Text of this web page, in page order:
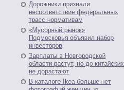
Дорожники признали
несоответствие федеральных
трасс нормативам
«Мусорный рынок»
Подмосковья объявил набор
инвесторов
Зарплаты в Новгородской
области растут, но до китайских
не дорастают
В каталоге Ikea больше нет